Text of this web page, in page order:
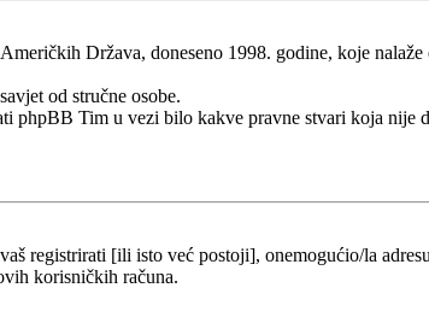
Država, doneseno 1998. godine, koje
od stručne osobe.
phpBB Tim u vezi bilo kakve pravne stvari koja nije
registrirati [ili isto već postoji], onemogućio/la
korisničkih računa.